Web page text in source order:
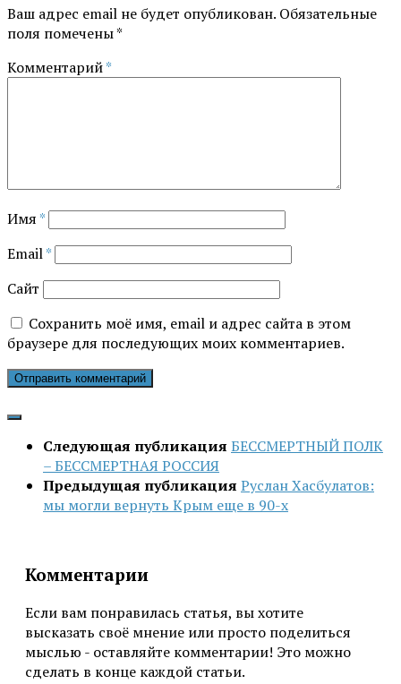
Ваш адрес email не будет опубликован. Обязательные
поля помечены*
Комментарий*
Имя *
Email*
Сайт
Сохранить моё имя, email и адрес сайта в этом
браузере для последующих моих комментариев.
Следующая публикация БЕССМЕРТНЫЙ ПОЛК
– БЕССМЕРТНАЯ РОССИЯ
Предыдущая публикация Руслан Хасбулатов:
мы могли вернуть Крым еще в 90-х
Комментарии
Если вам понравилась статья, вы хотите
высказать своё мнение или просто поделиться
мыслью - оставляйте комментарии! Это можно
сделать в конце каждой статьи.